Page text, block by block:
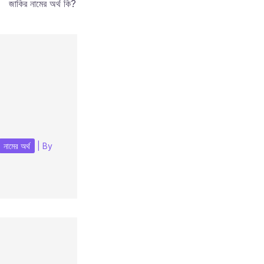
জাকির নামের অর্থ কি?
নামের অর্থ | By